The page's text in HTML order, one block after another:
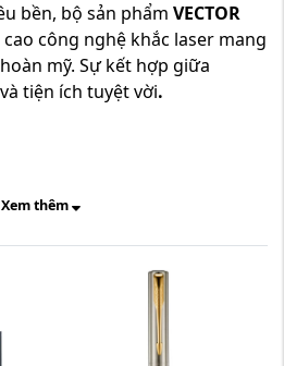
bền, bộ sản phẩm VECTOR
công nghệ khắc laser mang
mỹ. Sự kết hợp giữa
tiện ích tuyệt vời.
Xem thêm